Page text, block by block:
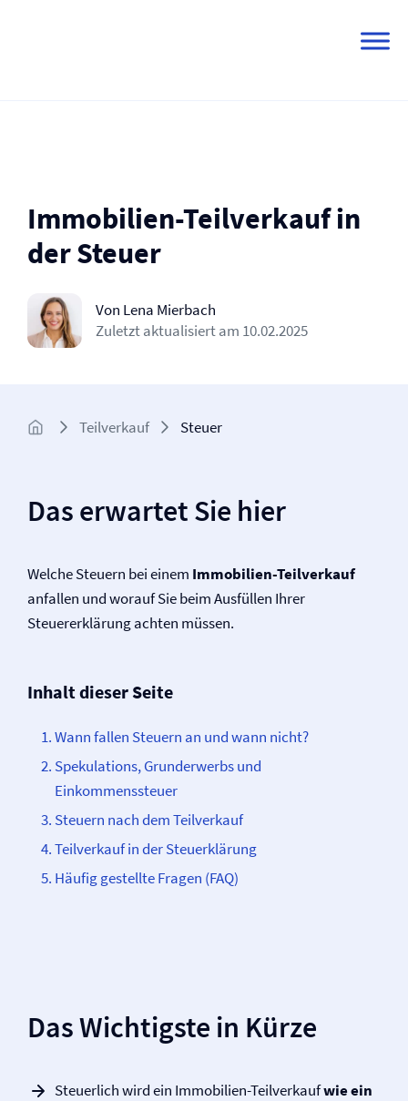
Immobilien-Teilverkauf in
der Steuer
Von Lena Mierbach
Zuletzt aktualisiert am 10.02.2025
Teilverkauf Steuer
Das erwartet Sie hier
Welche Steuern bei einem Immobilien-Teilverkauf
anfallen und worauf Sie beim Ausfüllen Ihrer
Steuererklärung achten müssen.
Inhalt dieser Seite
Wann fallen Steuern an und wann nicht?
Spekulations, Grunderwerbs und
Einkommenssteuer
Steuern nach dem Teilverkauf
Teilverkauf in der Steuerklärung
Häufig gestellte Fragen (FAQ)
Das Wichtigste in Kürze
Steuerlich wird ein Immobilien-Teilverkaufwie ein